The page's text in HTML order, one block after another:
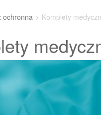
ochronna > Komplety